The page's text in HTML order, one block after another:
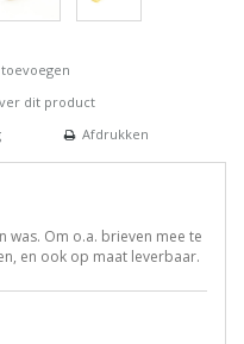
dit product
Afdrukken
was. Om o.a. brieven mee te
en ook op maat leverbaar.